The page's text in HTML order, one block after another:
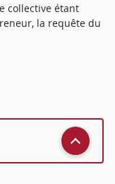
collective étant
la requête du